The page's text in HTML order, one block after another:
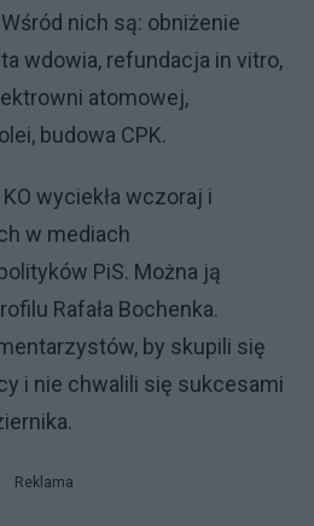
nich są: obniżenie
wdowia, refundacja in vitro,
atomowej,
budowa CPK.
wyciekła wczoraj i
w mediach
PiS. Można ją
Rafała Bochenka.
by skupili się
i nie chwalili się sukcesami
Reklama